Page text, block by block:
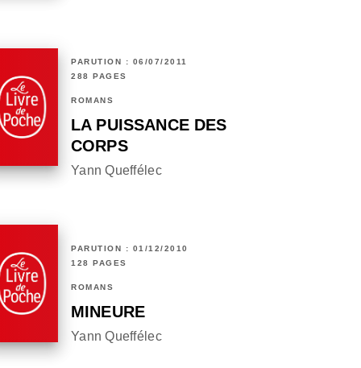
PARUTION : 06/07/2011
288 PAGES
ROMANS
LA PUISSANCE DES
CORPS
Yann Queffélec
PARUTION : 01/12/2010
128 PAGES
ROMANS
MINEURE
Yann Queffélec